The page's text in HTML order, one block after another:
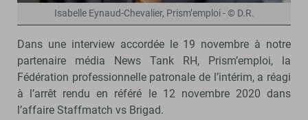
Isabelle Eynaud-Chevalier, Prism’emploi - © D.R.
Dans une interview accordée le 19 novembre à notre
partenaire média News Tank RH, Prism’emploi, la
Fédération professionnelle patronale de l’intérim, a réagi
à l’arrêt rendu en référé le 12 novembre 2020 dans
l’affaire Staffmatch vs Brigad.